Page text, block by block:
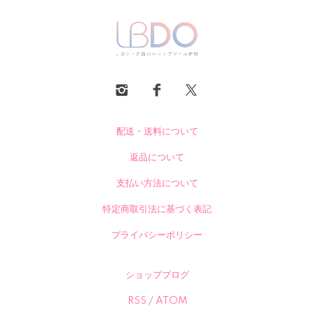
配送・送料について
返品について
支払い方法について
特定商取引法に基づく表記
プライバシーポリシー
ショップブログ
RSS / ATOM